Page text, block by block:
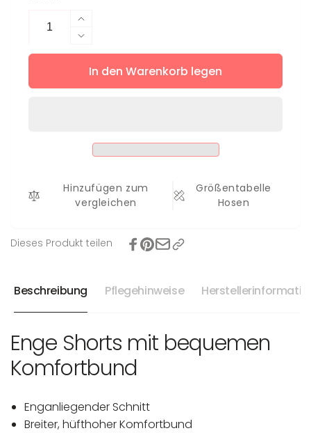
Erhöhe
die
Menge
für
Verringere
die
Menge
für
In den Warenkorb legen
Hinzufügen zum
vergleichen
Größentabelle
Hosen
Dieses Produkt teilen
Beschreibung Pflegehinweise
Enge Shorts mit bequemen
Komfortbund
Enganliegender Schnitt
Breiter, hüfthoher Komfortbund